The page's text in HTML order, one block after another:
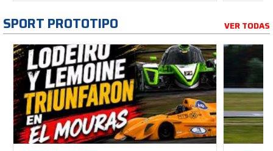
SPORT PROTOTIPO VER TODAS